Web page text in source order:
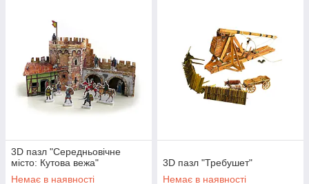
3D пазл "Середньовічне
місто: Кутова вежа"
Немає в наявності
3D пазл "Требушет"
Немає в наявності